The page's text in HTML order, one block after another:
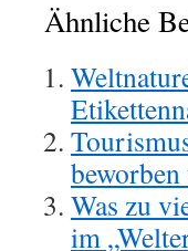
Ähnliche
Was zu
im